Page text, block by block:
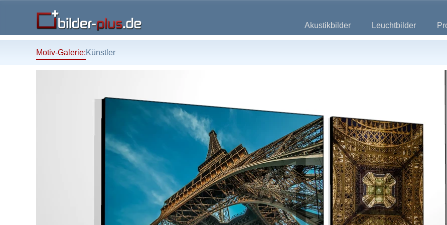
Akustikbilder Leuchtbilder
Motiv-Galerie:Künstler